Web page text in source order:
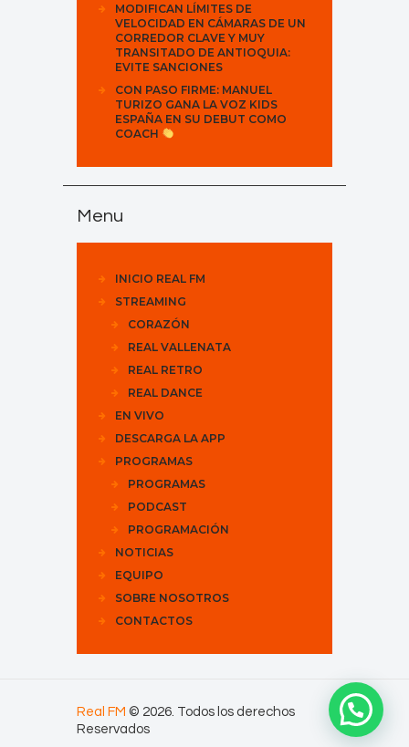
MODIFICAN LÍMITES DE
VELOCIDAD EN CÁMARAS DE UN
CORREDOR CLAVE Y MUY
TRANSITADO DE ANTIOQUIA:
EVITE SANCIONES
CON PASO FIRME: MANUEL
TURIZO GANA LA VOZ KIDS
ESPAÑA EN SU DEBUT COMO
COACH
Menu
INICIO REAL FM
STREAMING
CORAZÓN
REAL VALLENATA
REAL RETRO
REAL DANCE
EN VIVO
DESCARGA LA APP
PROGRAMAS
PROGRAMAS
PODCAST
PROGRAMACIÓN
NOTICIAS
EQUIPO
SOBRE NOSOTROS
CONTACTOS
Real FM © 2026. Todos los derechos
Reservados